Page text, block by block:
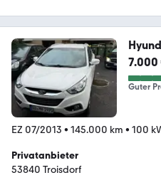
7.000
Guter
EZ 07/2013 • 145.000 km • 100
Privatanbieter
53840 Troisdorf